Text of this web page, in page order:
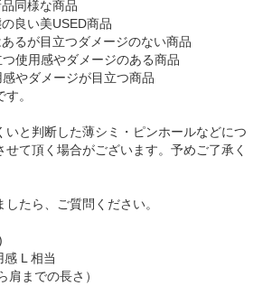
品同様な商品
の良い美USED商品
あるが目立つダメージのない商品
つ使用感やダメージのある商品
感やダメージが目立つ商品
。
いと判断した薄シミ・ピンホールなどにつ
せて頂く場合がございます。予めご了承く
たら、ご質問ください。
L 相当
肩までの長さ）